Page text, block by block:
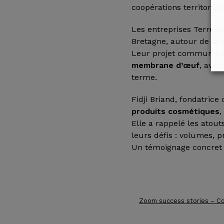
coopérations
Les entreprises
Bretagne, autour de la
Leur projet commun
membrane d’œuf,
terme.
Fidji Briand, fondatrice
produits cosmétiques,
Elle a rappelé les
leurs défis : volumes,
Un témoignage
Zoom success stories –